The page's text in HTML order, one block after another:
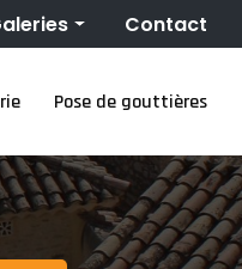
toiture
de façade
toiture
Contact
Pose de gouttières